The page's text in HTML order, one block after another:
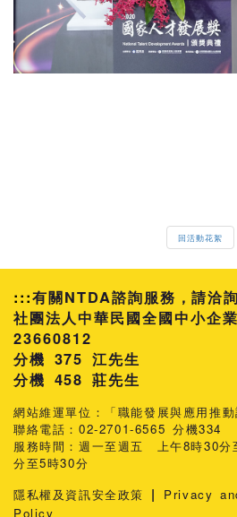
回活動花絮
:::有關NTDA諮詢服務，請洽
社團法人中華民國全國中小企
23660812
分機 375 江先生
458 莊先生
網站維運單位：「職能發展與應用推
聯絡電話：02-2701-6565 分機334
服務時間：週一至週五 上午8時30分
分至5時30分
隱私權及資訊安全政策 |
Privacy
Policy